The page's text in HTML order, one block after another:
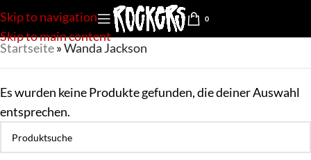
Skip to navigation
Skip to main content
0
Startseite»Wanda Jackson
Es wurden keine Produkte gefunden, die deiner Auswahl
entsprechen.